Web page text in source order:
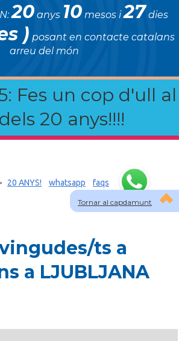
20 anys 10 mesos i27 dies
) posant en contacte catalans
arreu del món
Fes un cop d'ull al
20 anys!!!!
Tornar al capdamunt
20 ANYS! whatsapp faqs
ts a
a LJUBLJANA